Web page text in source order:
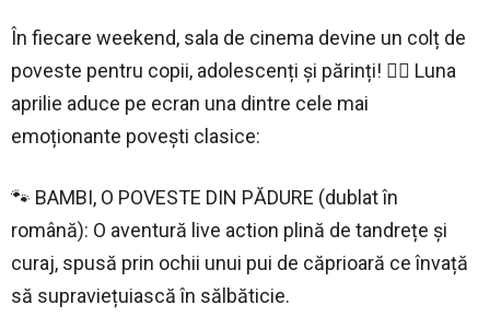
În fiecare weekend, sala de cinema devine un colț de
poveste pentru copii, adolescenți și părinți! 🧚‍♀️ Luna
aprilie aduce pe ecran una dintre cele mai
emoționante povești clasice:
🐾 BAMBI, O POVESTE DIN PĂDURE (dublat în
română): O aventură live action plină de tandrețe și
curaj, spusă prin ochii unui pui de căprioară ce învață
să supraviețuiască în sălbăticie.